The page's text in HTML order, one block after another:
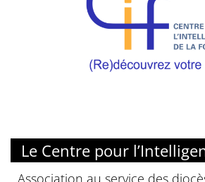
Le Centre pour
Association au service des